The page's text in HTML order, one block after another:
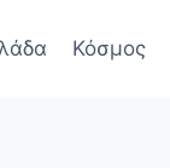
Κόσμος